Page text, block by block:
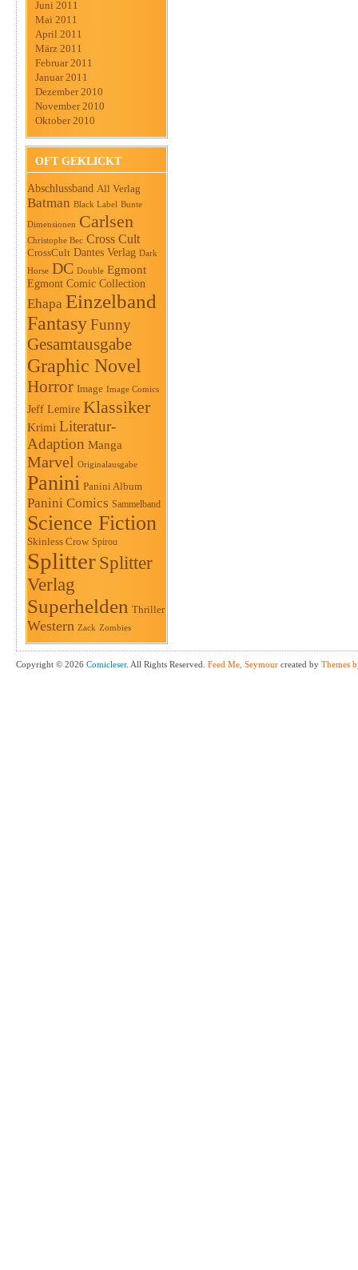
Juni 2011
Mai 2011
April 2011
März 2011
Februar 2011
Januar 2011
Dezember 2010
November 2010
Oktober 2010
OFT GEKLICKT
Abschlussband All Verlag
Batman Black Label Bunte
Dimensionen Carlsen
Christophe Bec Cross Cult
CrossCult Dantes Verlag Dark
Horse DC Double Egmont
Egmont Comic Collection
Ehapa Einzelband
FantasyFunny
Gesamtausgabe
Graphic Novel
Horror Image Image Comics
Jeff Lemire Klassiker
Krimi Literatur-
Adaption Manga
Marvel Originalausgabe
Panini Panini Album
Panini Comics Sammelband
Science Fiction
Skinless Crow Spirou
Splitter Splitter
Verlag
Superhelden Thriller
Western Zack Zombies
Copyright © 2026 Comicleser. All Rights Reserved. Feed Me, Seymour created by Themes